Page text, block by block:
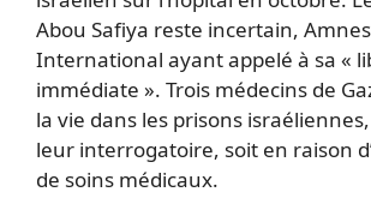
Abou Safiya reste incertain,
International ayant appelé à sa «
immédiate ». Trois médecins de
la vie dans les prisons
leur interrogatoire, soit en raison
de soins médicaux.